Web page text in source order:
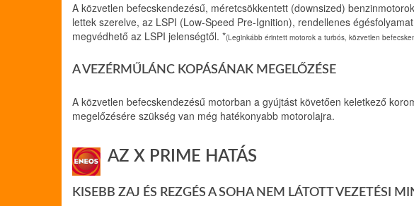
A közvetlen befecskendezésű, méretcsökkentett (downsized)
lettek szerelve, az LSPI (Low-Speed Pre-Ignition), rendellenes
megvédhető az LSPI jelenségtől. *(Leginkább érintett motorok a turbós, közvetlen
A VEZÉRMŰLÁNC KOPÁSÁNAK MEGELŐZÉSE
A közvetlen befecskendezésű motorban a gyújtást követően keletkező
megelőzésére szükség van még hatékonyabb motorolajra.
AZ X PRIME HATÁS
KISEBB ZAJ ÉS REZGÉS A SOHA NEM LÁTOTT VEZETÉSI